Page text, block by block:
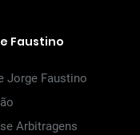
Faustino
Jorge Faustino
Arbitragens